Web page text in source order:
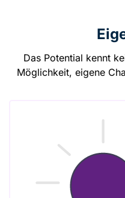
Das Potential kennt
Möglichkeit, eigene